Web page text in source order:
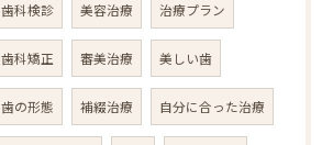
歯科検診 美容治療 治療プラン
歯科矯正 審美治療 美しい歯
歯の形態 補綴治療 自分に合った治療